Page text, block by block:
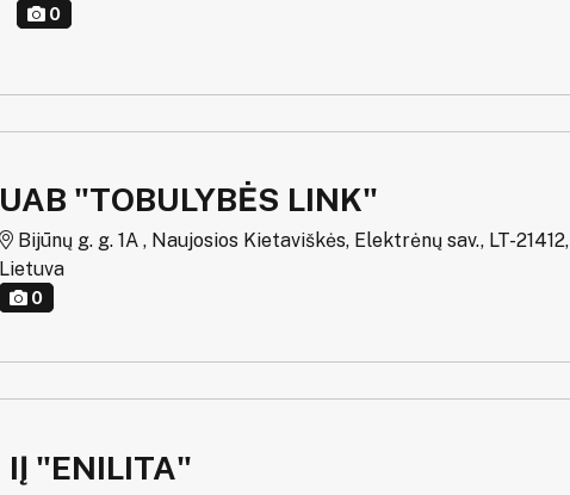
0
UAB "TOBULYBĖS LINK"
Bijūnų g. g. 1A , Naujosios Kietaviškės, Elektrėnų sav., LT-21412,
Lietuva
0
IĮ "ENILITA"